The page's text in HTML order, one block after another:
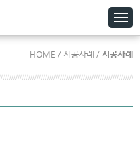
HOME / 시공사례 / 시공사례